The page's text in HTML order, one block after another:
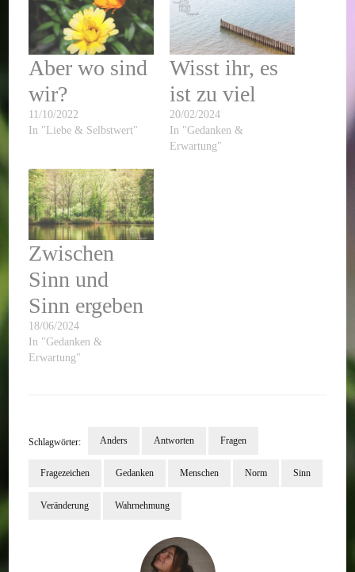
Aber wo sind
wir?
11/10/2022
In "Liebe & Selbstwert"
Wisst ihr, es
ist zu viel
20/02/2024
In "Gedanken &
Erwartung"
Zwischen
Sinn und
Sinn ergeben
18/06/2024
In "Gedanken &
Erwartung"
Schlagwörter: Anders Antworten Fragen
Fragezeichen Gedanken Menschen Norm Sinn
Veränderung Wahrnehmung
Beitragsnavigation